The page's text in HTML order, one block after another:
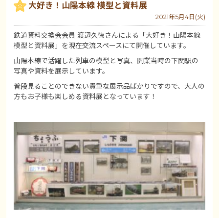
大好き！山陽本線 模型と資料展
2021年5月4日(火)
鉄道資料交換会会員 渡辺久徳さんによる「大好き！山陽本線
模型と資料展」を現在交流スペースにて開催しています。
山陽本線で活躍した列車の模型と写真、開業当時の下関駅の
写真や資料を展示しています。
普段見ることのできない貴重な展示品ばかりですので、大人の
方もお子様も楽しめる資料展となっています！